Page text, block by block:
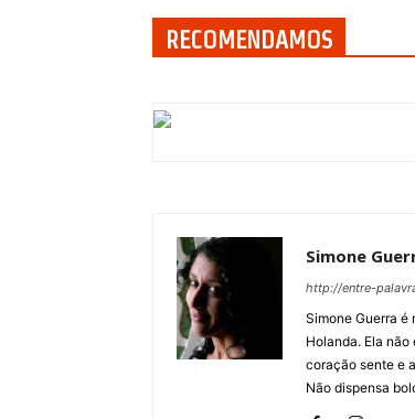
RECOMENDAMOS
Simone
http://entre-
Simone Guerra é
Holanda. Ela
coração sente e
Não dispensa